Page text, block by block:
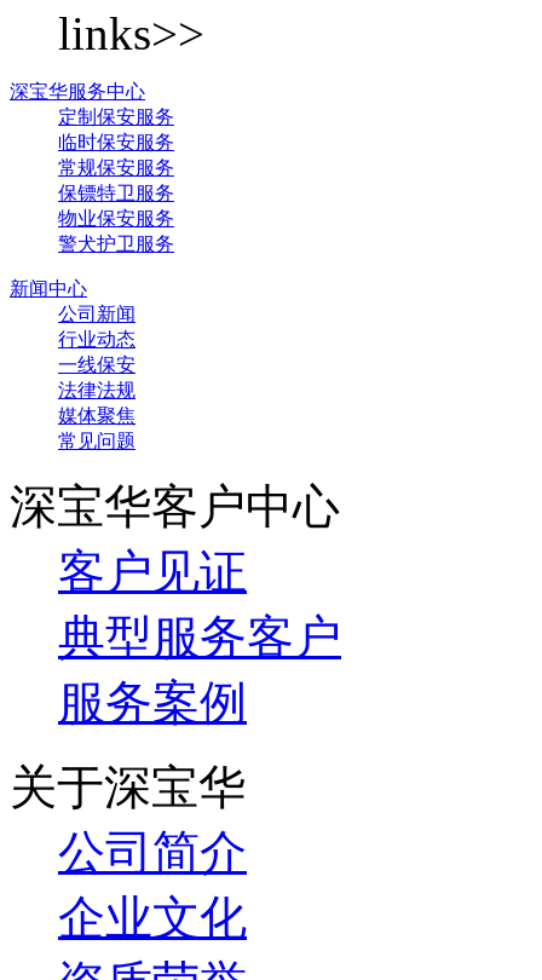
links>>
深宝华服务中心
定制保安服务
临时保安服务
常规保安服务
保镖特卫服务
物业保安服务
警犬护卫服务
新闻中心
公司新闻
行业动态
一线保安
法律法规
媒体聚焦
常见问题
深宝华客户中心
客户见证
典型服务客户
服务案例
关于深宝华
公司简介
企业文化